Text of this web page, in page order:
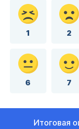
1 2
6 7
Итоговая